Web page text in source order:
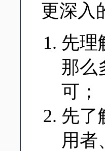
更深入
先理
那么
可；
先了
用者